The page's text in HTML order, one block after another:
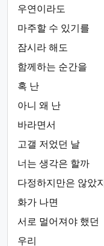
우연이라도
마주할 수 있기를
잠시라 해도
함께하는 순간을
혹 난
아니 왜 난
바라면서
고갤 저었던 날
너는 생각은 할까
다정하지만은 않았지
화가 나면
서로 멀어져야 했던
우리